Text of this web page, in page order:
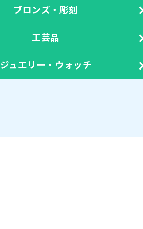
ブロンズ・彫刻
工芸品
ジュエリー・ウォッチ